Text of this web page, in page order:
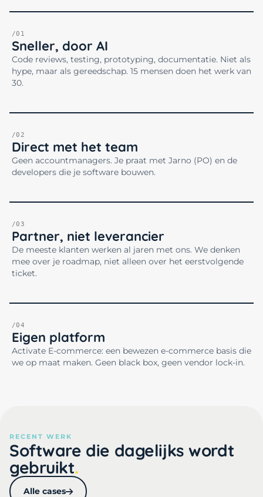
/01
Sneller, door AI
Code reviews, testing, prototyping, documentatie. Niet als
hype, maar als gereedschap. 15 mensen doen het werk van
30.
/02
Direct met het team
Geen accountmanagers. Je praat met Jarno (PO) en de
developers die je software bouwen.
/03
Partner, niet leverancier
De meeste klanten werken al jaren met ons. We denken
mee over je roadmap, niet alleen over het eerstvolgende
ticket.
/04
Eigen platform
Activate E-commerce: een bewezen e-commerce basis die
we op maat maken. Geen black box, geen vendor lock-in.
RECENT WERK
Software die dagelijks wordt
gebruikt
Alle cases